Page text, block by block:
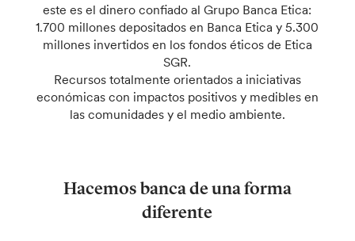
este es el dinero confiado al Grupo Banca Etica:
1.700 millones depositados en Banca Etica y 5.300
millones invertidos en los fondos éticos de Etica
SGR.
Recursos totalmente orientados a iniciativas
económicas con impactos positivos y medibles en
las comunidades y el medio ambiente.
Hacemos banca de una forma
diferente